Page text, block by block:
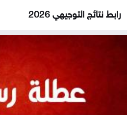
رابط نتائج التوجيهي 2026